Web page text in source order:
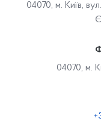
04070, м. Київ,
04070, м.